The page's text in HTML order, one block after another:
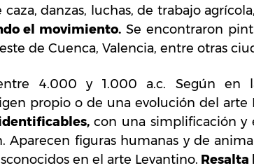
danzas, luchas, de trabajo
el movimiento. Se encontraron
de Cuenca, Valencia, entre otras
4.000 y 1.000 a.c. Según en
propio o de una evolución del arte
con una simplificación y
Aparecen figuras humanas y de
en el arte Levantino. Resalta